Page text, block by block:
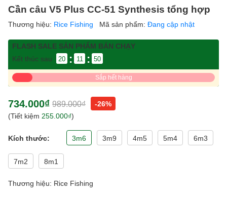
Cần câu V5 Plus CC-51 Synthesis tổng hợp
Thương hiệu: Rice Fishing Mã sản phẩm: Đang cập nhật
FLASH SALE SẢN PHẨM BÁN CHẠY
Kết thúc sau
20 : 11 : 50
Sắp hết hàng
734.000₫ 989.000₫
-26%
(Tiết kiệm 255.000₫)
Kích thước: 3m6 3m9 4m5 5m4 6m3
7m2 8m1
Thương hiệu: Rice Fishing